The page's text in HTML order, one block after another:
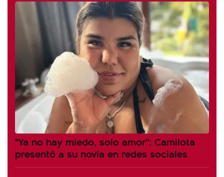
"Ya no hay miedo, solo amor": Camilota
presentó a su novia en redes sociales